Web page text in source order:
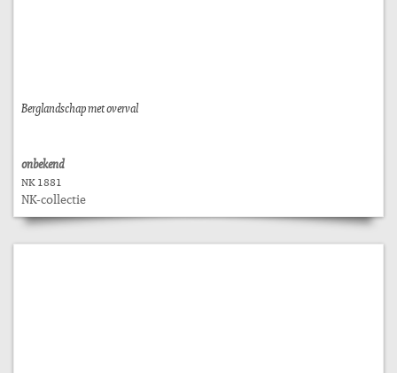
Berglandschap met overval
onbekend
NK 1881
NK-collectie